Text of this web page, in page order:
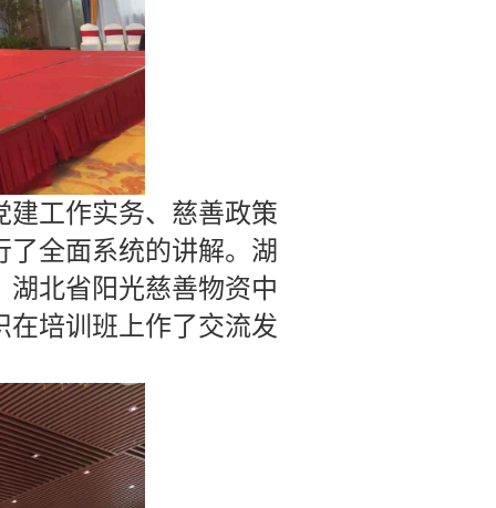
工作实务、慈善政策
全面系统的讲解。湖
北省阳光慈善物资中
在培训班上作了交流发